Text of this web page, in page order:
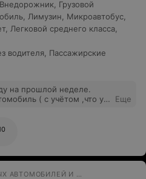
Внедорожник Грузовой
Лимузин Микроавтобус
, Легковой среднего класса
водителя Пассажирские
на прошлой неделе.
( с учётом ,что у
проделанную работу
Еще
ПРОКАТ ЛИМУЗИНОВ, ЛЕГКОВЫХ АВТОМОБИЛЕЙ И МИКРОАВТОБУСОВ С ВОДИТЕЛЕМ